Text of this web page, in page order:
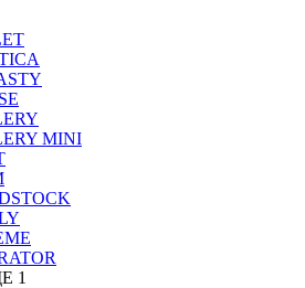
MINI
1